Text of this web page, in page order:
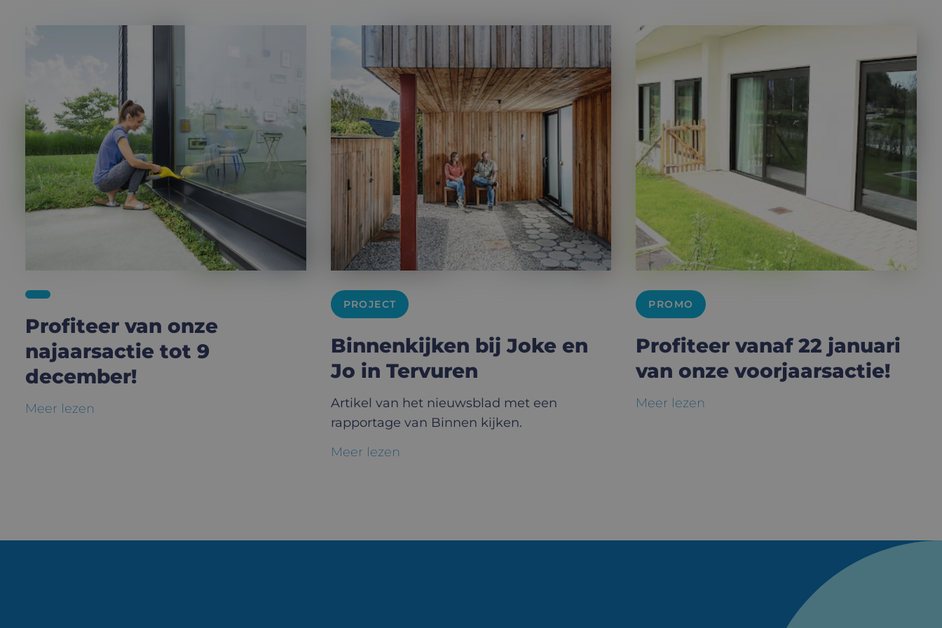
Profiteer van onze
najaarsactie tot 9
december!
Meer lezen
PROJECT
Binnenkijken bij Joke en
Jo in Tervuren
Artikel van het nieuwsblad met een
rapportage van Binnen kijken.
Meer lezen
PROMO
Profiteer vanaf 22 januari
van onze voorjaarsactie!
Meer lezen